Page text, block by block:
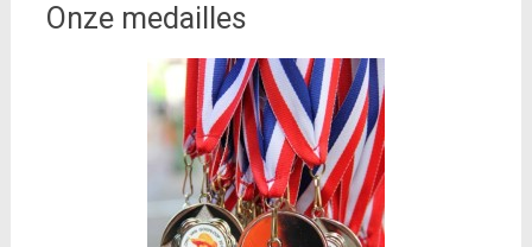
Onze medailles